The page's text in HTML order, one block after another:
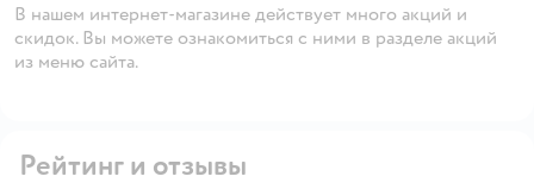
В нашем интернет-магазине действует много акций и
скидок. Вы можете ознакомиться с ними в разделе акций
из меню сайта.
Рейтинг и отзывы